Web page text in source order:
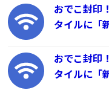
おでこ封印
タイルに「
おでこ封印
タイルに「